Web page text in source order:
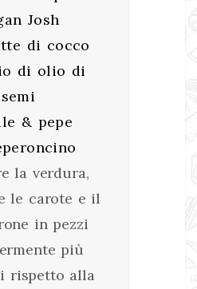
Josh
di cocco
di olio di
semi
& pepe
la verdura,
le carote e il
in pezzi
più
rispetto alla